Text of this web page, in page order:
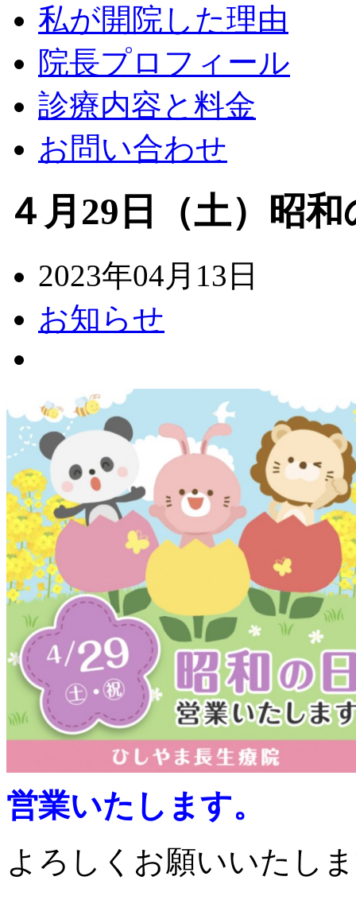
私が開院した理由
院長プロフィール
診療内容と料金
お問い合わせ
４月29日（土）昭
2023年04月13日
お知らせ
営業いたします。
よろしくお願いいたし